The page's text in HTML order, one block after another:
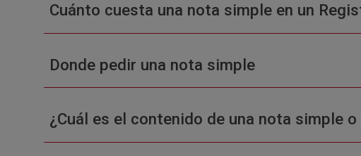
Cuánto cuesta una nota simple en un
Donde pedir una nota simple
¿Cuál es el contenido de una nota simple